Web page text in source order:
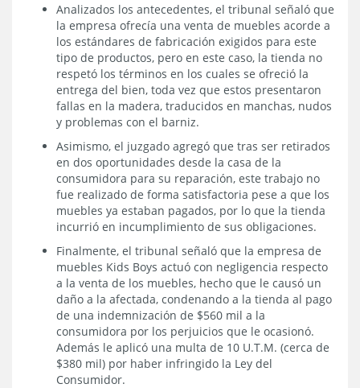
Analizados los antecedentes, el tribunal señaló que
la empresa ofrecía una venta de muebles acorde a
los estándares de fabricación exigidos para este
tipo de productos, pero en este caso, la tienda no
respetó los términos en los cuales se ofreció la
entrega del bien, toda vez que estos presentaron
fallas en la madera, traducidos en manchas, nudos
y problemas con el barniz.
Asimismo, el juzgado agregó que tras ser retirados
en dos oportunidades desde la casa de la
consumidora para su reparación, este trabajo no
fue realizado de forma satisfactoria pese a que los
muebles ya estaban pagados, por lo que la tienda
incurrió en incumplimiento de sus obligaciones.
Finalmente, el tribunal señaló que la empresa de
muebles Kids Boys actuó con negligencia respecto
a la venta de los muebles, hecho que le causó un
daño a la afectada, condenando a la tienda al pago
de una indemnización de $560 mil a la
consumidora por los perjuicios que le ocasionó.
Además le aplicó una multa de 10 U.T.M. (cerca de
$380 mil) por haber infringido la Ley del
Consumidor.